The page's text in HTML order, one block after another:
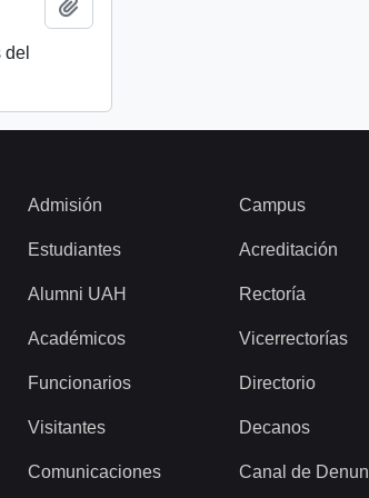
Admisión
Estudiantes
Alumni UAH
Académicos
Funcionarios
Visitantes
Comunicaciones
Campus
Acreditación
Rectoría
Vicerrectorías
Directorio
Decanos
Canal de